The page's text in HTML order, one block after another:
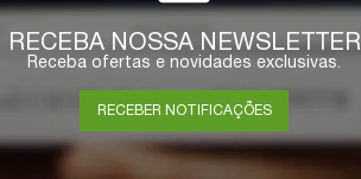
RECEBA NOSSA NEWSLETTER
Receba ofertas e novidades exclusivas.
RECEBER NOTIFICAÇÕES